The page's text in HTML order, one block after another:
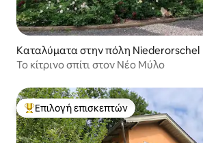
Καταλύματα στην πόλη Niederorschel
Το κίτρινο σπίτι στον Νέο Μύλο
Κορυφαία επιλογή επισκεπτών
Επιλογή επισκεπτών